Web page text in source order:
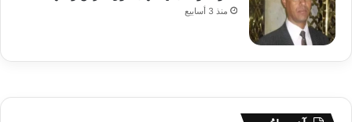
منذ 3 أسابيع